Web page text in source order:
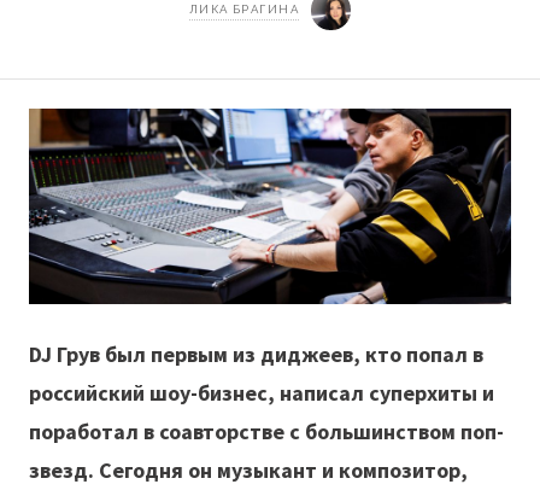
ЛИКА БРАГИНА
DJ Грув был первым из диджеев, кто попал в
российский шоу-бизнес, написал суперхиты и
поработал в соавторстве с большинством поп-
звезд. Сегодня он музыкант и композитор,